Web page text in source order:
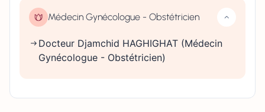
Médecin Gynécologue - Obstétricien
Docteur Djamchid HAGHIGHAT (Médecin
Gynécologue - Obstétricien)